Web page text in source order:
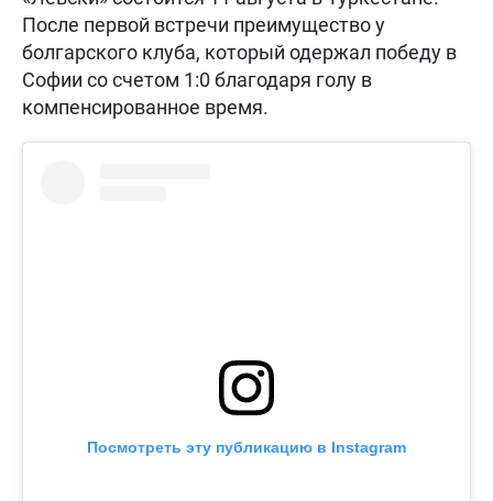
После первой встречи преимущество у
болгарского клуба, который одержал победу в
Софии со счетом 1:0 благодаря голу в
компенсированное время.
Посмотреть эту публикацию в Instagram